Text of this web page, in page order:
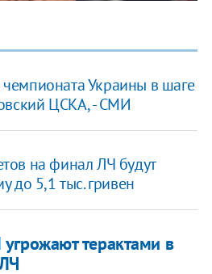
Украины в шаге
ЦСКА, - СМИ
на финал ЛЧ будут
до 5,1 тыс. гривен
терактами в